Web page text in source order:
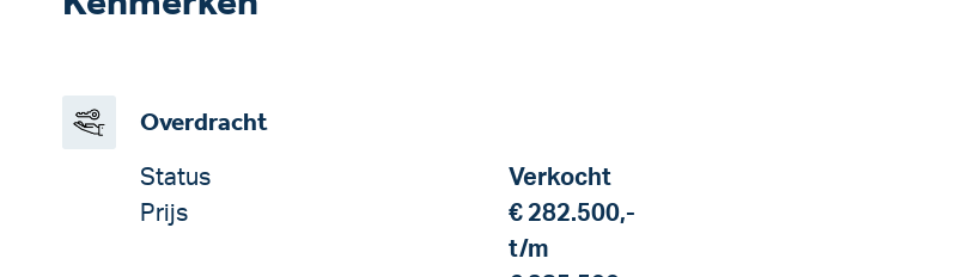
Overdracht
Status
Verkocht
Prijs
€ 282.500,-
t/m